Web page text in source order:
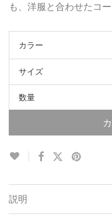
も、洋服と合わせたコ
カラー
サイズ
数量
説明